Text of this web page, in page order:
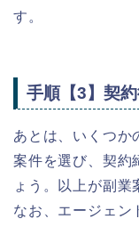
す。
手順【3】契
あとは、いくつか
案件を選び、契約
ょう。以上が副
なお、エージェン